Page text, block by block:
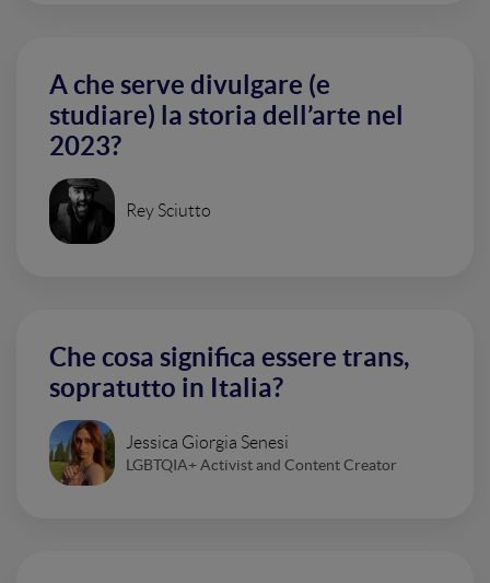
A che serve divulgare (e
studiare) la storia dell’arte nel
2023?
Rey Sciutto
Che cosa significa essere trans,
sopratutto in Italia?
Jessica Giorgia Senesi
LGBTQIA+ Activist and Content Creator